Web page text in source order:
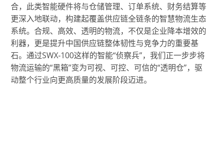
合，此类智能硬件将与仓储管理、订单系统、财务结算等
更深入地联动，构建起覆盖供应链全链条的智慧物流生态
系统。合规、高效、透明的物流，不仅是企业降本增效的
利器，更是提升中国供应链整体韧性与竞争力的重要基
石。通过SWX-100这样的智能“侦察兵”，我们正一步步将
物流运输的“黑箱”变为可视、可控、可信的“透明仓”，驱
动整个行业向更高质量的发展阶段迈进。